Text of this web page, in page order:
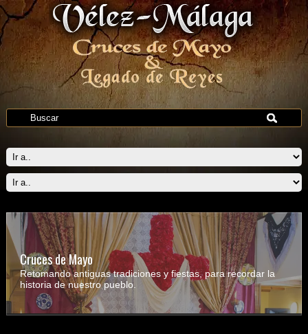
Legado de Reyes
Para recordar este acto histórico se realizará una
representación de la entrega de la villa y posteriormente,
habrá un espectacular desfile de las tropas musulmanas y
cristianas que llenarán las calles de Vélez-Málaga de
colorido.